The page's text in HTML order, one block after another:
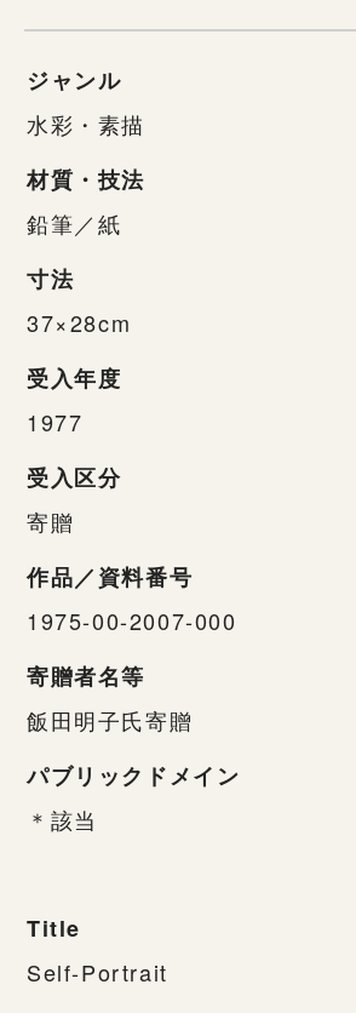
ジャンル
水彩・素描
材質・技法
鉛筆／紙
寸法
37×28cm
受入年度
1977
受入区分
寄贈
作品／資料番号
1975-00-2007-000
寄贈者名等
飯田明子氏寄贈
パブリックドメイン
＊該当
Title
Self-Portrait